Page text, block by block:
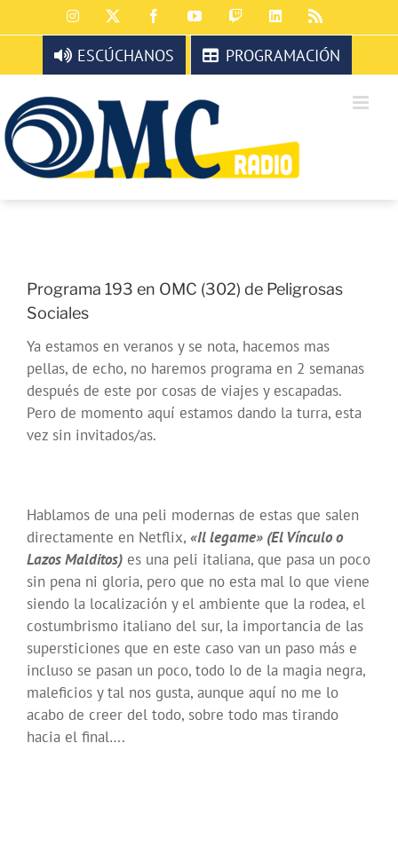
al
contenido
Instagram FacebookYouTubeTwitchLinkedIn
ESCÚCHANOS PROGRAMACIÓN
Programa 193 en OMC (302) de Peligrosas
Sociales
Ya estamos en veranos y se nota, hacemos mas
pellas, de echo, no haremos programa en 2 semanas
después de este por cosas de viajes y escapadas.
Pero de momento aquí estamos dando la turra, esta
vez sin invitados/as.
Hablamos de una peli modernas de estas que salen
directamente en Netflix, «Il legame» (El Vínculo o
Lazos Malditos) es una peli italiana, que pasa un poco
sin pena ni gloria, pero que no esta mal lo que viene
siendo la localización y el ambiente que la rodea, el
costumbrismo italiano del sur, la importancia de las
supersticiones que en este caso van un paso más e
incluso se pasan un poco, todo lo de la magia negra,
maleficios y tal nos gusta, aunque aquí no me lo
acabo de creer del todo, sobre todo mas tirando
hacia el final….